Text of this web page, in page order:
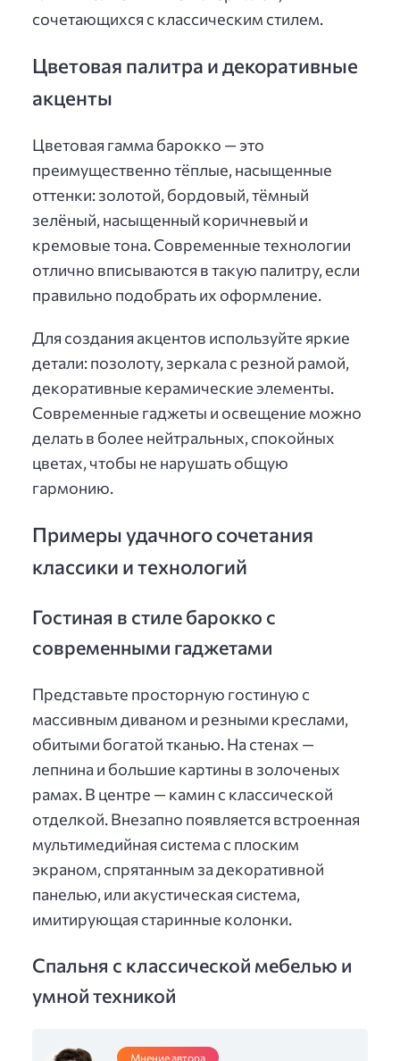
сочетающихся с классическим стилем.
Цветовая палитра и декоративные
акценты
Цветовая гамма барокко — это
преимущественно тёплые, насыщенные
оттенки: золотой, бордовый, тёмный
зелёный, насыщенный коричневый и
кремовые тона. Современные технологии
отлично вписываются в такую палитру, если
правильно подобрать их оформление.
Для создания акцентов используйте яркие
детали: позолоту, зеркала с резной рамой,
декоративные керамические элементы.
Современные гаджеты и освещение можно
делать в более нейтральных, спокойных
цветах, чтобы не нарушать общую
гармонию.
Примеры удачного сочетания
классики и технологий
Гостиная в стиле барокко с
современными гаджетами
Представьте просторную гостиную с
массивным диваном и резными креслами,
обитыми богатой тканью. На стенах —
лепнина и большие картины в золоченых
рамах. В центре — камин с классической
отделкой. Внезапно появляется встроенная
мультимедийная система с плоским
экраном, спрятанным за декоративной
панелью, или акустическая система,
имитирующая старинные колонки.
Спальня с классической мебелью и
умной техникой
Мнение автора